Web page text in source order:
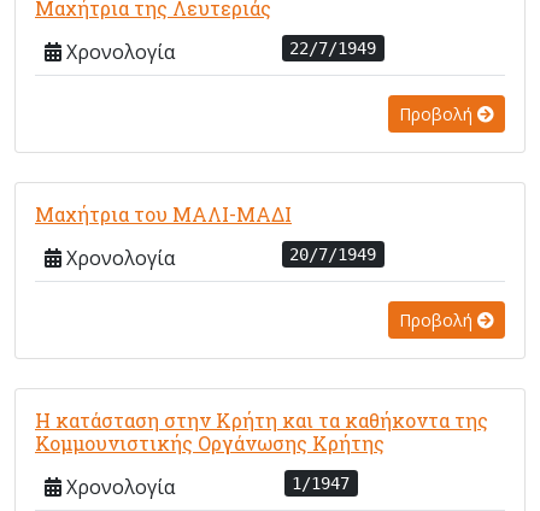
Μαχήτρια της Λευτεριάς
Χρονολογία 22/7/1949
Προβολή
Μαχήτρια του ΜΑΛΙ-ΜΑΔΙ
Χρονολογία 20/7/1949
Προβολή
Η κατάσταση στην Κρήτη και τα καθήκοντα της
Κομμουνιστικής Οργάνωσης Κρήτης
Χρονολογία 1/1947